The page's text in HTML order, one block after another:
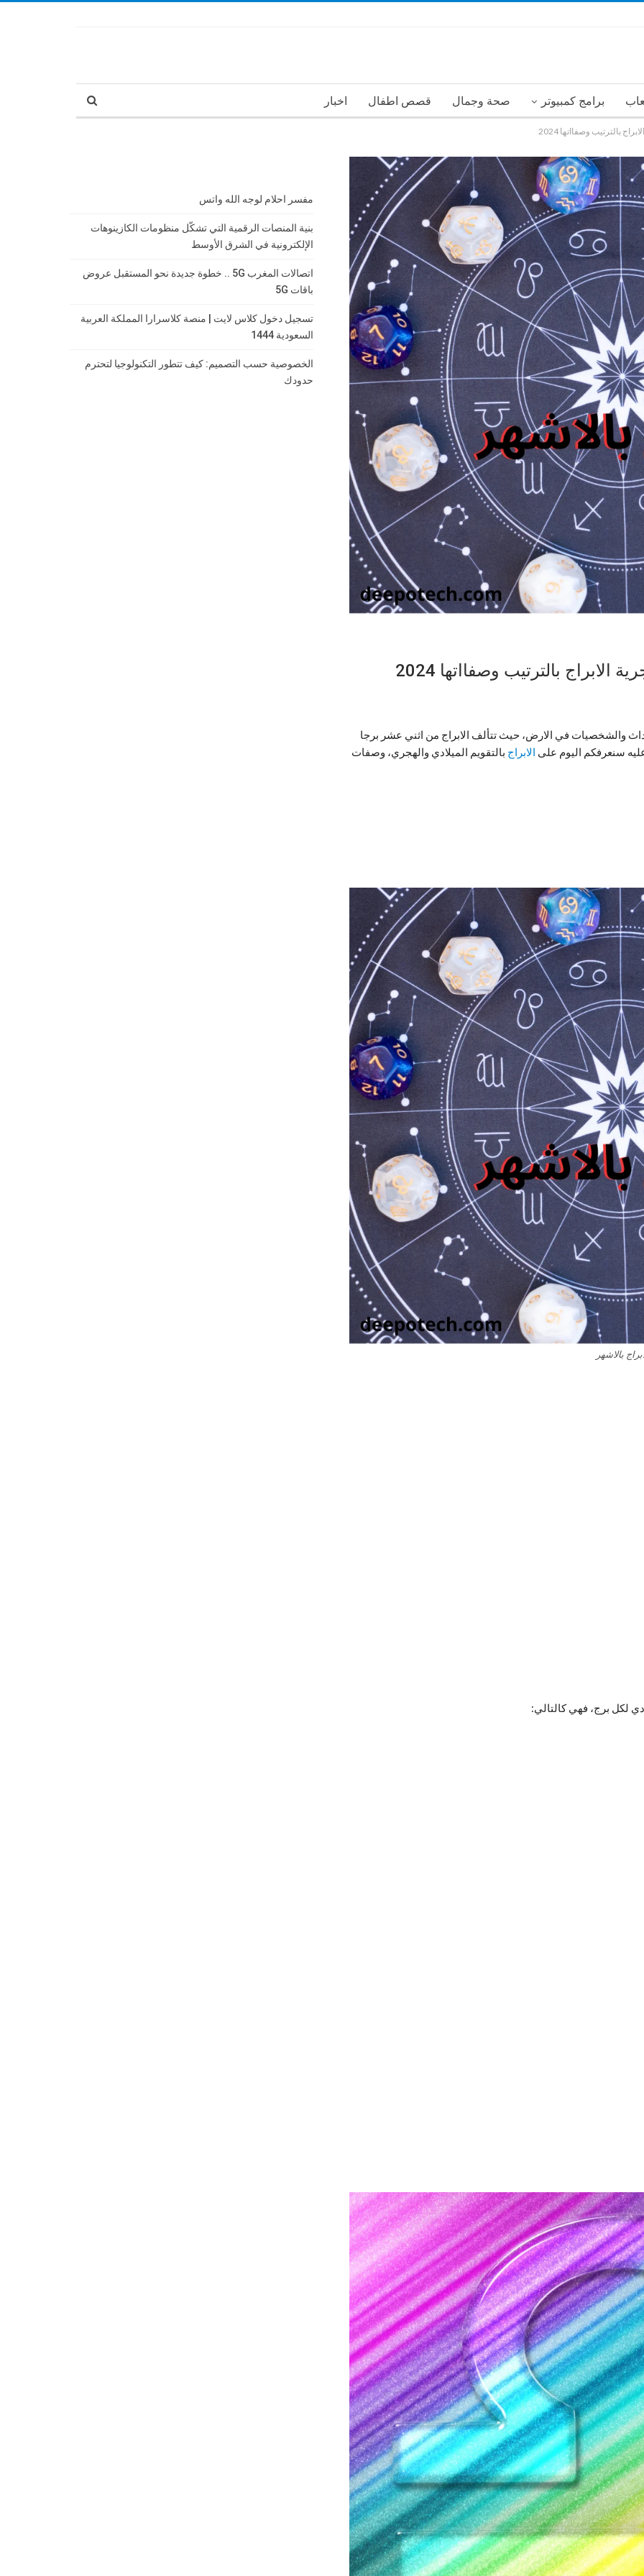
برامج كمبيوتر صحة وجمال قصص اطفال اخبار
بالترتيب وصفااتها 2024
الابراج بالترتيب وصفااتها 2024
والشخصيات في الارض، حيث تتألف الابراج من اثني عشر برجا
سنعرفكم اليوم على الابراج بالتقويم الميلادي والهجري، وصفات
بالاشهر
لكل برج، فهي كالتالي:
مفسر احلام لوجه الله واتس
بنية المنصات الرقمية التي تشكّل منظومات الكازينوهات
الإلكترونية في الشرق الأوسط
اتصالات المغرب 5G .. خطوة جديدة نحو المستقبل عروض
باقات 5G
تسجيل دخول كلاس لايت | منصة كلاسرارا المملكة العربية
السعودية 1444
الخصوصية حسب التصميم: كيف تتطور التكنولوجيا لتحترم
حدودك